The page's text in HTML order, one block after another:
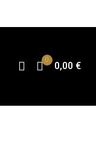
0
0,00 €